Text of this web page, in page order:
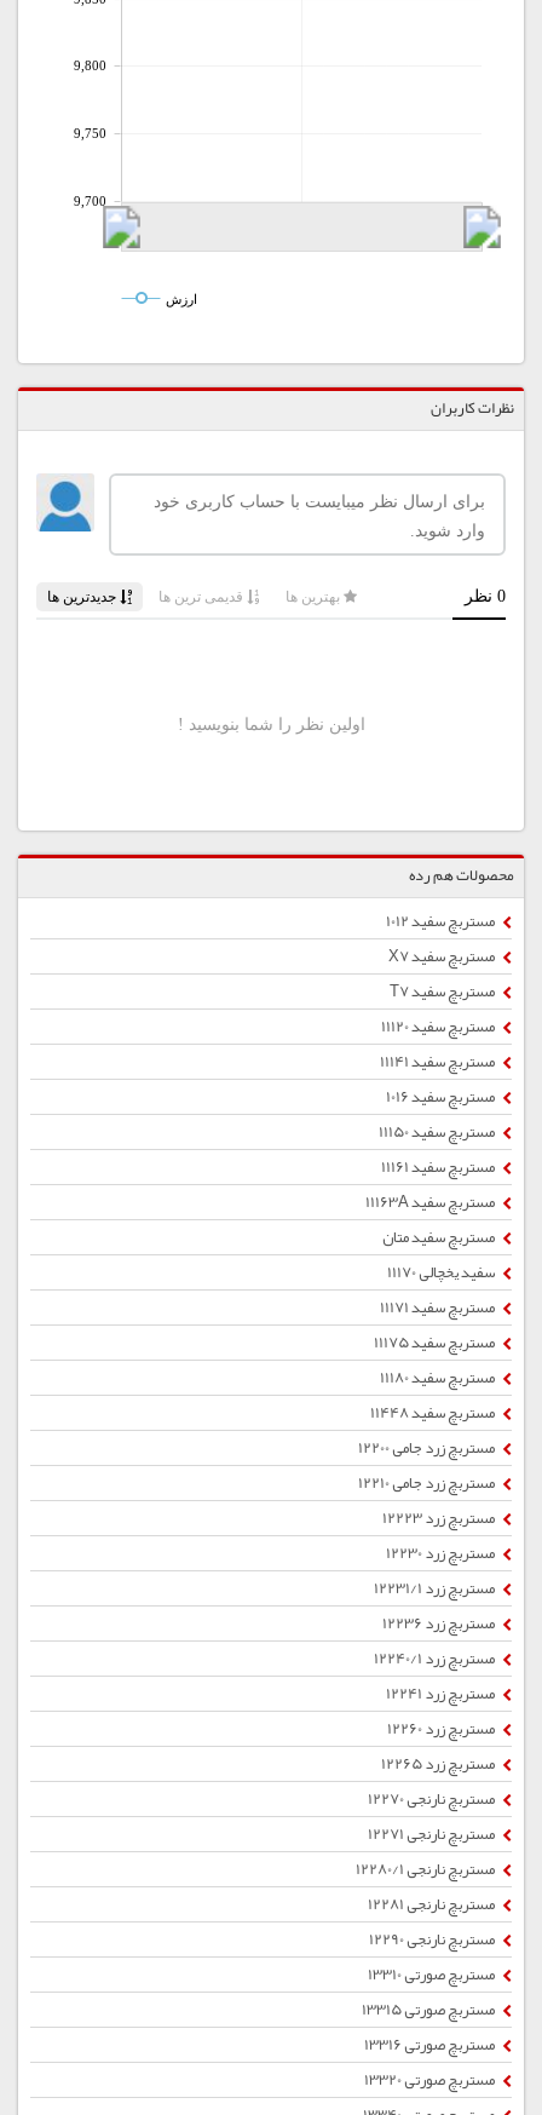
9,700
9,750
9,800
ارزش
نظرات کاربران
محصولات هم رده
مستربچ سفید 1012
مستربچ سفید X7
مستربچ سفید T7
مستربچ سفید 11120
مستربچ سفید 11141
مستربچ سفید 1016
مستربچ سفید 11150
مستربچ سفید 11161
مستربچ سفید 11163A
مستربچ سفید متان
سفید یخچالی 11170
مستربچ سفید 11171
مستربچ سفید 11175
مستربچ سفید 11180
مستربچ سفید 11448
مستربچ زرد جامی 12200
مستربچ زرد جامی 12210
مستربچ زرد 12223
مستربچ زرد 12230
مستربچ زرد 12231/1
مستربچ زرد 12236
مستربچ زرد 12240/1
مستربچ زرد 12241
مستربچ زرد 12260
مستربچ زرد 12265
مستربچ نارنجی 12270
مستربچ نارنجی 12271
مستربچ نارنجی 12280/1
مستربچ نارنجی 12281
مستربچ نارنجی 12290
مستربچ صورتی 13310
مستربچ صورتی 13315
مستربچ صورتی 13316
مستربچ صورتی 13320